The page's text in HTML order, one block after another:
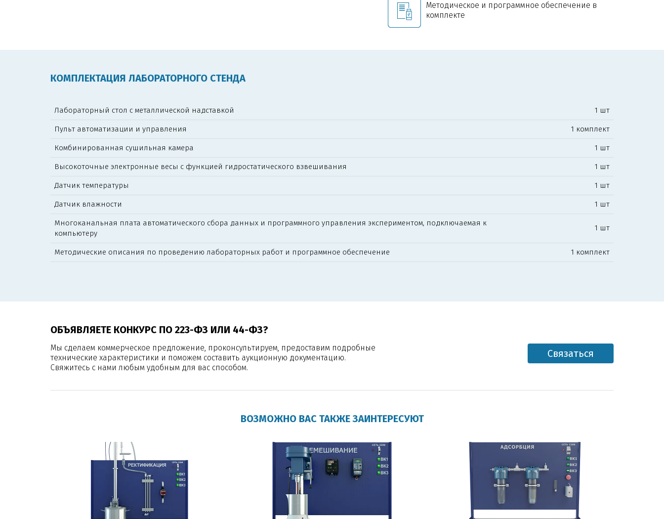
Методическое и программное обеспечение в
комплекте
КОМПЛЕКТАЦИЯ ЛАБОРАТОРНОГО СТЕНДА
Лабораторный стол с металлической надставкой 1 шт
Пульт автоматизации и управления 1 комплект
Комбинированная сушильная камера 1 шт
Высокоточные электронные весы с функцией гидростатического взвешивания 1 шт
Датчик температуры 1 шт
Датчик влажности 1 шт
Многоканальная плата автоматического сбора данных и программного управления экспериментом, подключаемая к
компьютеру
1 шт
Методические описания по проведению лабораторных работ и программное обеспечение 1 комплект
ОБЪЯВЛЯЕТЕ КОНКУРС ПО 223-ФЗ ИЛИ 44-ФЗ?
Мы сделаем коммерческое предложение, проконсультируем, предоставим подробные
технические характеристики и поможем составить аукционную документацию.
Свяжитесь с нами любым удобным для вас способом.
Связаться
ВОЗМОЖНО ВАС ТАКЖЕ ЗАИНТЕРЕСУЮТ